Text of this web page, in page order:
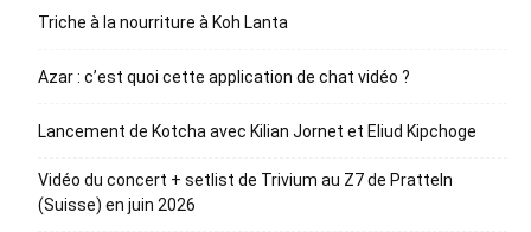
Triche à la nourriture à Koh Lanta
Azar : c’est quoi cette application de chat vidéo ?
Lancement de Kotcha avec Kilian Jornet et Eliud Kipchoge
Vidéo du concert + setlist de Trivium au Z7 de Pratteln
(Suisse) en juin 2026